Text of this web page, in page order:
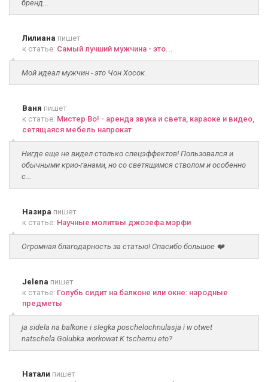
бренд...
Лилиана пишет
к статье: Самый лучший мужчина - это...
Мой идеал мужчин - это Чон Хосок.
Ваня пишет
к статье: Мистер Во! - аренда звука и света, караоке и видео,
сетящаяся мебель напрокат
Нигде еще не видел столько спецэффектов! Пользовался и
обычными крио-ганами, но со светящимся стволом и особенно
с...
Назира пишет
к статье: Научные молитвы джозефа мэрфи
Огромная благодарность за статью! Спасибо большое ❤️
Jelena пишет
к статье: Голубь сидит на балконе или окне: народные
предметы
ja sidela na balkone i slegka poschelochnulasja i w otwet
natschela Golubka workowat.K tschemu eto?
Натали пишет